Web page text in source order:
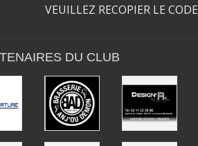
VEUILLEZ RECOPIER LE CODE
DU CLUB